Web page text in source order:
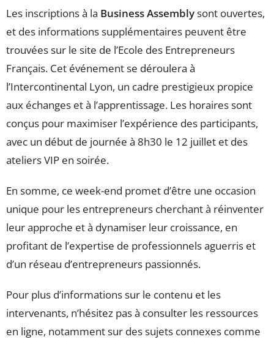
Les inscriptions à la Business Assemblysont ouvertes,
et des informations supplémentaires peuvent être
trouvées sur le site de l’Ecole des Entrepreneurs
Français. Cet événement se déroulera à
l’Intercontinental Lyon, un cadre prestigieux propice
aux échanges et à l’apprentissage. Les horaires sont
conçus pour maximiser l’expérience des participants,
avec un début de journée à 8h30 le 12 juillet et des
ateliers VIP en soirée.
En somme, ce week-end promet d’être une occasion
unique pour les entrepreneurs cherchant à réinventer
leur approche et à dynamiser leur croissance, en
profitant de l’expertise de professionnels aguerris et
d’un réseau d’entrepreneurs passionnés.
Pour plus d’informations sur le contenu et les
intervenants, n’hésitez pas à consulter les ressources
en ligne, notamment sur des sujets connexes comme